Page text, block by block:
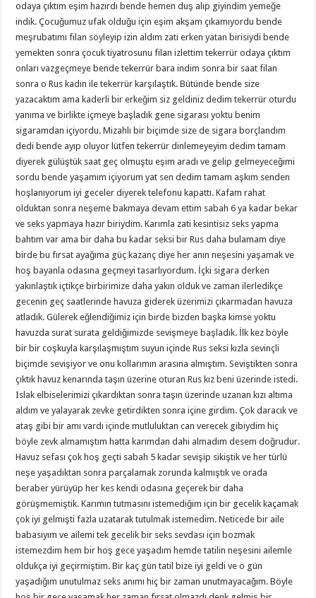
odaya çıktım eşim hazırdı bende hemen duş alıp giyindim yemeğe
indik. Çocuğumuz ufak olduğu için eşim akşam çıkamıyordu bende
meşrubatımı filan söyleyip izin aldım zati erken yatan birisiydi bende
yemekten sonra çocuk tiyatrosunu filan izlettim tekerrür odaya çıktım
onları vazgeçmeye bende tekerrür bara indim sonra bir saat filan
sonra o Rus kadın ile tekerrür karşılaştık. Bütünde bende size
yazacaktım ama kaderli bir erkeğim siz geldiniz dedim tekerrür oturdu
yanıma ve birlikte içmeye başladık gene sigarası yoktu benim
sigaramdan içiyordu. Mizahlı bir biçimde size de sigara borçlandım
dedi bende ayıp oluyor lütfen tekerrür dinlemeyeyim dedim tamam
diyerek gülüştük saat geç olmuştu eşim aradı ve gelip gelmeyeceğimi
sordu bende yaşamım içiyorum yat sen dedim tamam aşkım senden
hoşlanıyorum iyi geceler diyerek telefonu kapattı. Kafam rahat
olduktan sonra neşeme bakmaya devam ettim sabah 6 ya kadar bekar
ve seks yapmaya hazır biriydim. Karımla zati kesintisiz seks yapma
bahtım var ama bir daha bu kadar seksi bir Rus daha bulamam diye
birde bu fırsat ayağıma güç kazanç diye her anın neşesini yaşamak ve
hoş bayanla odasına geçmeyi tasarlıyordum. İçki sigara derken
yakınlaştık içtikçe birbirimize daha yakın olduk ve zaman ilerledikçe
gecenin geç saatlerinde havuza giderek üzerimizi çıkarmadan havuza
atladık. Gülerek eğlendiğimiz için birde bizden başka kimse yoktu
havuzda surat surata geldiğimizde sevişmeye başladık. İlk kez böyle
bir bir coşkuyla karşılaşmıştım suyun içinde Rus seksi kızla sevinçli
biçimde sevişiyor ve onu kollarımın arasına almıştım. Seviştikten sonra
çıktık havuz kenarında taşın üzerine oturan Rus kız beni üzerinde istedi.
Islak elbiselerimizi çıkardıktan sonra taşın üzerinde uzanan kızı altıma
aldım ve yalayarak zevke getirdikten sonra içine girdim. Çok daracık ve
ataş gibi bir amı vardı içinde mutluluktan can verecek gibiydim hiç
böyle zevk almamıştım hatta karımdan dahi almadım desem doğrudur.
Havuz sefası çok hoş geçti sabah 5 kadar sevişip sikiştik ve her türlü
neşe yaşadıktan sonra parçalamak zorunda kalmıştık ve orada
beraber yürüyüp her kes kendi odasına geçerek bir daha
görüşmemiştik. Karımın tutmasını istemediğim için bir gecelik kaçamak
çok iyi gelmişti fazla uzatarak tutulmak istemedim. Neticede bir aile
babasıyım ve ailemi tek gecelik bir seks sevdası için bozmak
istemezdim hem bir hoş gece yaşadım hemde tatilin neşesini ailemle
oldukça iyi geçirmiştim. Bir kaç gün tatil bize iyi geldi ve o gün
yaşadığım unutulmaz seks anımı hiç bir zaman unutmayacağım. Böyle